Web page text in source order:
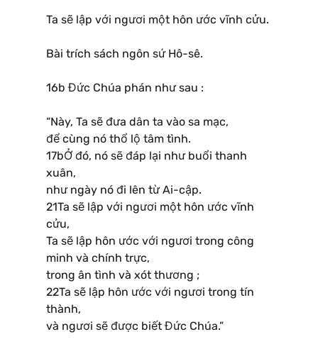
Ta sẽ lập với ngươi một hôn ước vĩnh cửu.
Bài trích sách ngôn sứ Hô-sê.
16b Đức Chúa phán như sau :
“Này, Ta sẽ đưa dân ta vào sa mạc,
để cùng nó thổ lộ tâm tình.
17bỞ đó, nó sẽ đáp lại như buổi thanh
xuân,
như ngày nó đi lên từ Ai-cập.
21Ta sẽ lập với ngươi một hôn ước vĩnh
cửu,
Ta sẽ lập hôn ước với ngươi trong công
minh và chính trực,
trong ân tình và xót thương ;
22Ta sẽ lập hôn ước với ngươi trong tín
thành,
và ngươi sẽ được biết Đức Chúa.”